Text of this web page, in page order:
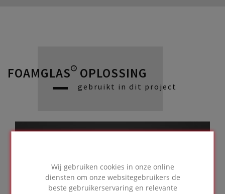
Wij gebruiken cookies in onze online
diensten om onze websitegebruikers de
beste gebruikerservaring en relevante
FOAMGLAS® OPLOSSING
gebruikt in dit project
toegankelijk voor
onderhoud